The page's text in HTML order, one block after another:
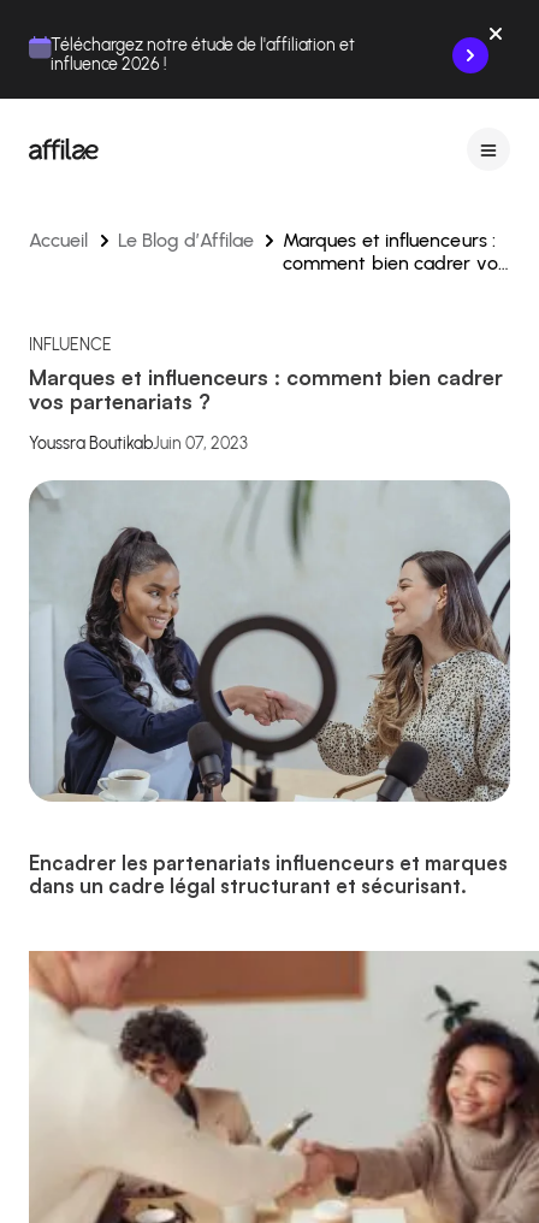
Téléchargez notre étude de l'affiliation et
influence 2026 !
Accueil Le Blog d’Affilae
Marques et influenceurs :
comment bien cadrer vos
INFLUENCE
Marques et influenceurs : comment bien cadrer
vos partenariats ?
Youssra BoutikabJuin 07, 2023
Encadrer les partenariats influenceurs et marques
dans un cadre légal structurant et sécurisant.